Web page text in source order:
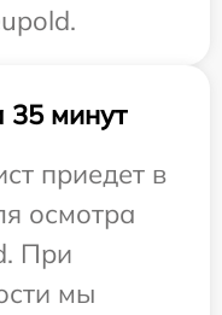
35 минут
приедет в
осмотра
При
мы